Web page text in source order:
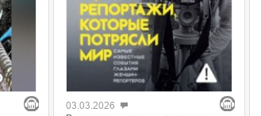
03.03.2026